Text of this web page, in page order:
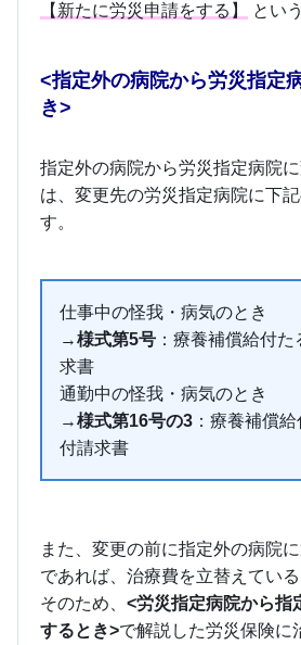
【新たに労災申請をする】
とい
<指定外の病院から労災指定
き>
指定外の病院から労災指定病院
は、変更先の労災指定病院に下
す。
仕事中の怪我・病気のとき
→様式第5号 ：療養補償給付
求書
通勤中の怪我・病気のとき
→様式第16号の3 ：療養補償
付請求書
また、変更の前に指定外の病院
であれば、治療費を立替えている
そのため、 <労災指定病院から指
するとき>で解説した労災保険に